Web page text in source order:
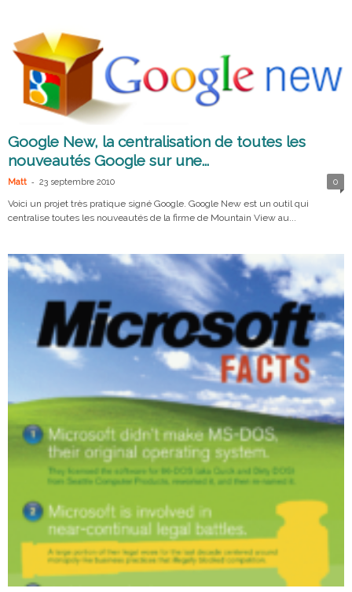
Google New, la centralisation de toutes les
nouveautés Google sur une...
Matt - 23 septembre 2010 0
Voici un projet très pratique signé Google. Google New est un outil qui
centralise toutes les nouveautés de la firme de Mountain View au...